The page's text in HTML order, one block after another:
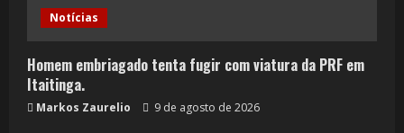
Notícias
Homem embriagado tenta fugir com viatura da PRF em
Itaitinga.
Markos Zaurelio 9 de agosto de 2026